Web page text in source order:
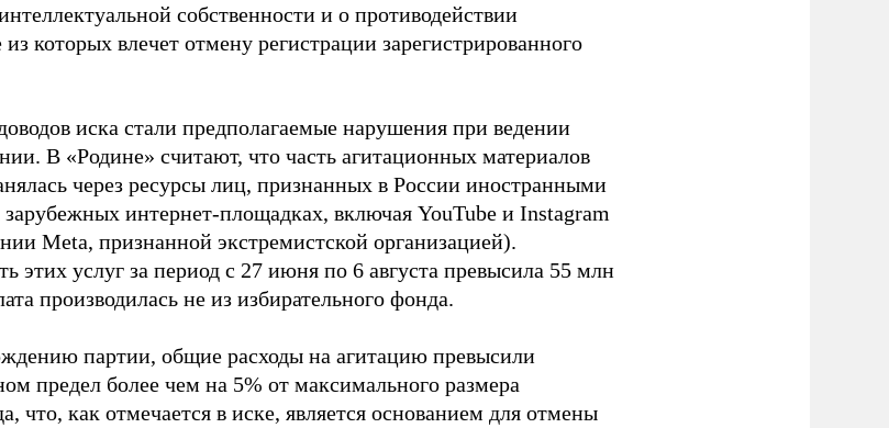
собственности и о противодействии
которых влечет отмену регистрации зарегистрированного
иска стали предполагаемые нарушения при ведении
В «Родине» считают, что часть агитационных материалов
через ресурсы лиц, признанных в России иностранными
зарубежных интернет-площадках, включая YouTube и Instagram
Meta, признанной экстремистской организацией).
этих услуг за период с 27 июня по 6 августа превысила 55 млн
производилась не из избирательного фонда.
партии, общие расходы на агитацию превысили
предел более чем на 5% от максимального размера
что, как отмечается в иске, является основанием для отмены